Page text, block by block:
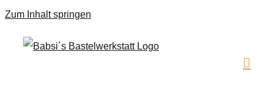
Zum Inhalt springen